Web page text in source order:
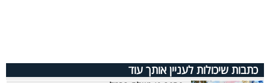
כתבות שיכולות לעניין אותך עוד